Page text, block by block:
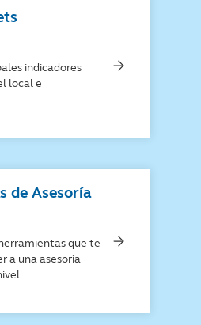
indicadores
local e
de Asesoría
que te
a una asesoría